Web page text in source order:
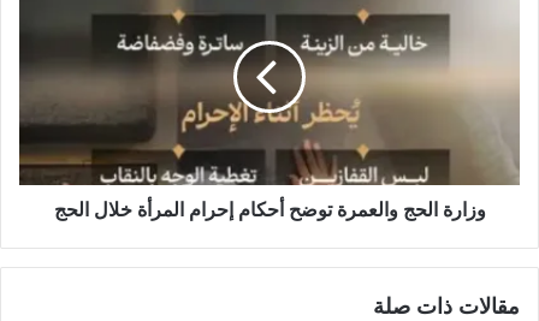
وزارة الحج والعمرة توضح أحكام إحرام المرأة خلال الحج
مقالات ذات صلة